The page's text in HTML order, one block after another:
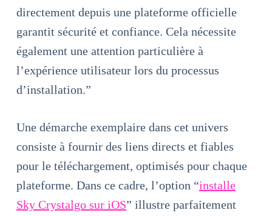
directement depuis une plateforme officielle
garantit sécurité et confiance. Cela nécessite
également une attention particulière à
l’expérience utilisateur lors du processus
d’installation.”
Une démarche exemplaire dans cet univers
consiste à fournir des liens directs et fiables
pour le téléchargement, optimisés pour chaque
plateforme. Dans ce cadre, l’option “installe
Sky Crystalgo sur iOS” illustre parfaitement